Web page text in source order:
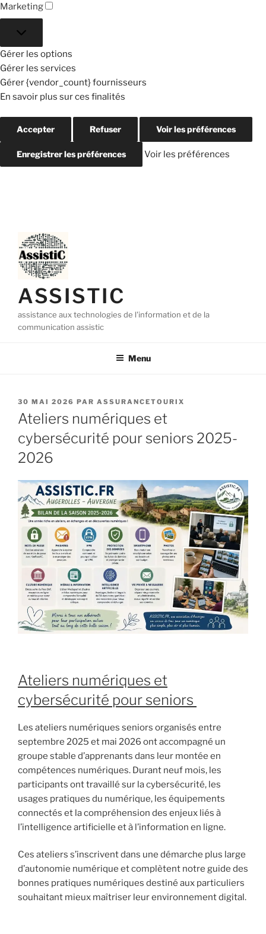
Marketing
Gérer les options
Gérer les services
Gérer {vendor_count} fournisseurs
En savoir plus sur ces finalités
Accepter Refuser Voir les préférences
Enregistrer les préférences Voir les préférences
contenu
principal
ASSISTIC
assistance aux technologies de l'information et de la
communication assistic
Menu
PUBLIÉ
LE
30 MAI 2026 PAR ASSURANCETOURIX
Ateliers numériques et
cybersécurité pour seniors 2025-
2026
Ateliers numériques et
cybersécurité pour seniors
Les ateliers numériques seniors organisés entre
septembre 2025 et mai 2026 ont accompagné un
groupe stable d’apprenants dans leur montée en
compétences numériques. Durant neuf mois, les
participants ont travaillé sur la cybersécurité, les
usages pratiques du numérique, les équipements
connectés et la compréhension des enjeux liés à
l’intelligence artificielle et à l’information en ligne.
Ces ateliers s’inscrivent dans une démarche plus large
d’autonomie numérique et complètent notre guide des
bonnes pratiques numériques destiné aux particuliers
souhaitant mieux maîtriser leur environnement digital.